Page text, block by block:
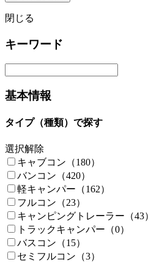
閉じる
キーワード
基本情報
タイプ（種類）で探す
選択解除
キャブコン（180）
バンコン（420）
軽キャンパー（162）
フルコン（23）
キャンピングトレーラー（43）
トラックキャンパー（0）
バスコン（15）
セミフルコン（3）